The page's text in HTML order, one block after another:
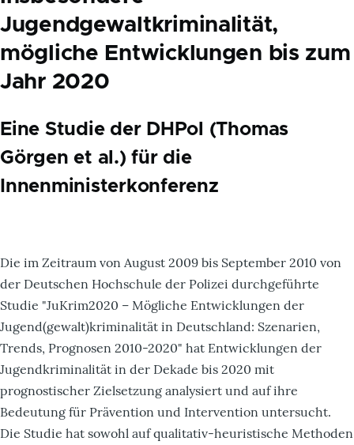
Jugendgewaltkriminalität,
mögliche Entwicklungen bis zum
Jahr 2020
Eine Studie der DHPol (Thomas
Görgen et al.) für die
Innenministerkonferenz
Die im Zeitraum von August 2009 bis September 2010 von
der Deutschen Hochschule der Polizei durchgeführte
Studie "JuKrim2020 – Mögliche Entwicklungen der
Jugend(gewalt)kriminalität in Deutschland: Szenarien,
Trends, Prognosen 2010-2020" hat Entwicklungen der
Jugendkriminalität in der Dekade bis 2020 mit
prognostischer Zielsetzung analysiert und auf ihre
Bedeutung für Prävention und Intervention untersucht.
Die Studie hat sowohl auf qualitativ-heuristische Methoden